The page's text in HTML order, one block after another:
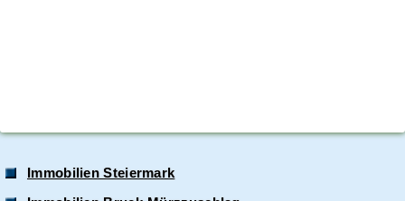
Immobilien Steiermark